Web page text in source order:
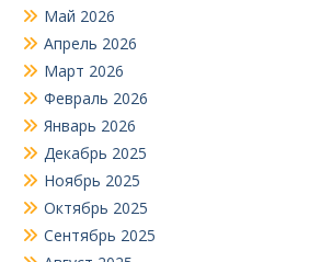
Май 2026
Апрель 2026
Март 2026
Февраль 2026
Январь 2026
Декабрь 2025
Ноябрь 2025
Октябрь 2025
Сентябрь 2025